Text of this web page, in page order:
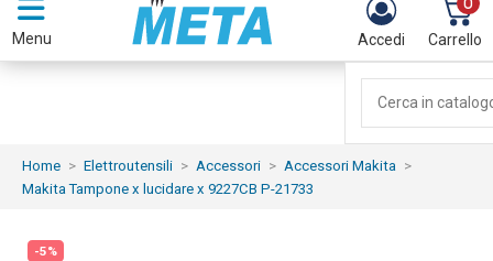
Menu Accedi
0
Carrello
Home Elettroutensili Accessori
Accessori Makita
Makita Tampone x lucidare x 9227CB P-21733
-5%